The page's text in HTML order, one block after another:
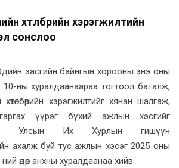
хөтөлбөрийн хэрэгжилтийн
сонслоо
засгийн байнгын хорооны энэ оны
10-ны хуралдаанаараа тогтоол баталж,
хэрэгжилтийг хянан шалгаж,
үүрэг бүхий ажлын хэсгийг
Улсын Их Хурлын гишүүн
ахалж буй тус ажлын хэсэг 2025 оны
өдөр анхны хуралдаанаа хийв.